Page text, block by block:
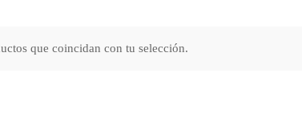
que coincidan con tu selección.